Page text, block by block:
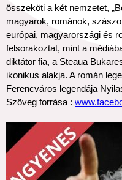
összeköti a két nemzetet,
magyarok, románok,
európai, magyarországi és
felsorakoztat, mint a
diktátor fia, a Steaua
ikonikus alakja. A román
Ferencváros legendája
Szöveg forrása :